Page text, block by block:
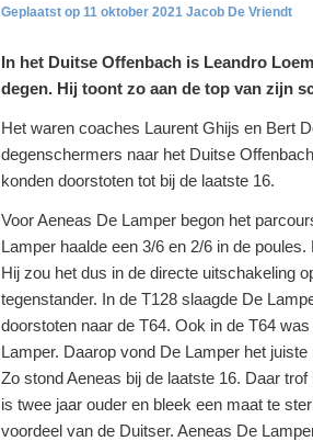
11 oktober 2021 Jacob De Vriendt
In het Duitse Offenbach is Leandro
degen. Hij toont zo aan de top van zijn
Het waren coaches Laurent Ghijs en Bert
degenschermers naar het Duitse
konden doorstoten tot bij de laatste 16.
Voor Aeneas De Lamper begon het
Lamper haalde een 3/6 en 2/6 in de
Hij zou het dus in de directe uitschakeling
tegenstander. In de T128 slaagde De
doorstoten naar de T64. Ook in de T64
Lamper. Daarop vond De Lamper het
Zo stond Aeneas bij de laatste 16. Daar
is twee jaar ouder en bleek een maat te
voordeel van de Duitser. Aeneas De